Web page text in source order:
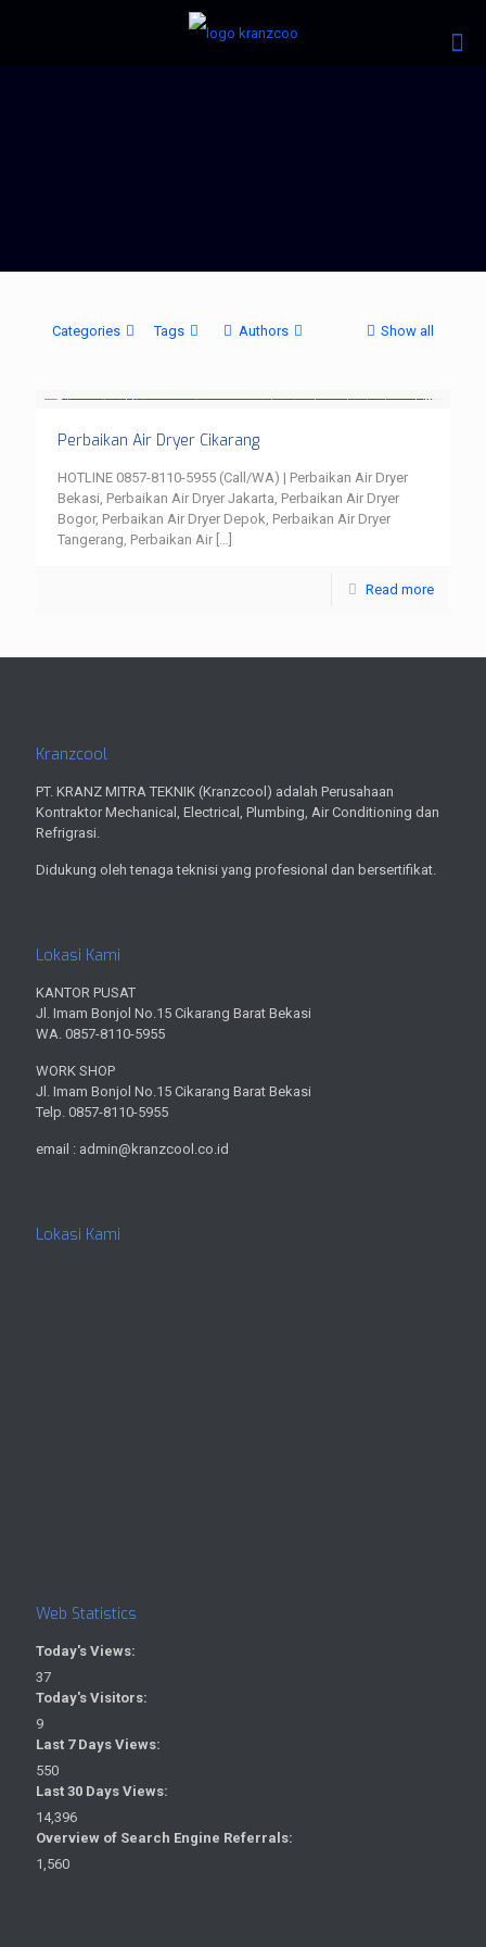
Categories Tags Authors Show all
Perbaikan Air Dryer Cikarang
HOTLINE 0857-8110-5955 (Call/WA) | Perbaikan Air Dryer
Bekasi, Perbaikan Air Dryer Jakarta, Perbaikan Air Dryer
Bogor, Perbaikan Air Dryer Depok, Perbaikan Air Dryer
Tangerang, Perbaikan Air […]
Read more
Kranzcool
PT. KRANZ MITRA TEKNIK (Kranzcool) adalah Perusahaan
Kontraktor Mechanical, Electrical, Plumbing, Air Conditioning dan
Refrigrasi.
Didukung oleh tenaga teknisi yang profesional dan bersertifikat.
Lokasi Kami
KANTOR PUSAT
Jl. Imam Bonjol No.15 Cikarang Barat Bekasi
WA. 0857-8110-5955
WORK SHOP
Jl. Imam Bonjol No.15 Cikarang Barat Bekasi
Telp. 0857-8110-5955
email : admin@kranzcool.co.id
Lokasi Kami
Web Statistics
Today's Views:
37
Today's Visitors:
9
Last 7 Days Views:
550
Last 30 Days Views:
14,396
Overview of Search Engine Referrals:
1,560